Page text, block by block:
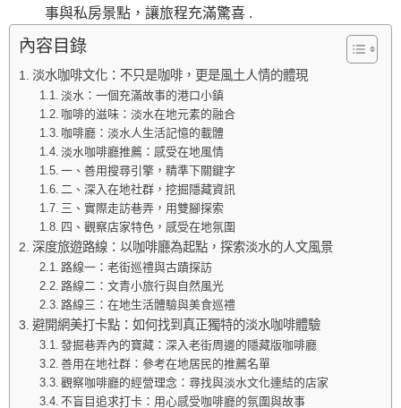
事與私房景點，讓旅程充滿驚喜 .
內容目錄
淡水咖啡文化：不只是咖啡，更是風土人情的體現
淡水：一個充滿故事的港口小鎮
咖啡的滋味：淡水在地元素的融合
咖啡廳：淡水人生活記憶的載體
淡水咖啡廳推薦：感受在地風情
一、善用搜尋引擎，精準下關鍵字
二、深入在地社群，挖掘隱藏資訊
三、實際走訪巷弄，用雙腳探索
四、觀察店家特色，感受在地氛圍
深度旅遊路線：以咖啡廳為起點，探索淡水的人文風景
路線一：老街巡禮與古蹟探訪
路線二：文青小旅行與自然風光
路線三：在地生活體驗與美食巡禮
避開網美打卡點：如何找到真正獨特的淡水咖啡體驗
發掘巷弄內的寶藏：深入老街周邊的隱藏版咖啡廳
善用在地社群：參考在地居民的推薦名單
觀察咖啡廳的經營理念：尋找與淡水文化連結的店家
不盲目追求打卡：用心感受咖啡廳的氛圍與故事